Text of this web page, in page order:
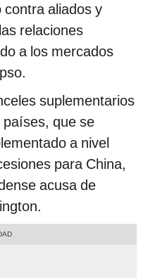
contra aliados y
relaciones
a los mercados
suplementarios
que se
a nivel
para China,
acusa de